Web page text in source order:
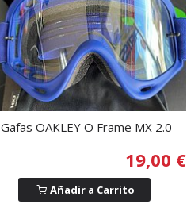
Gafas OAKLEY O Frame MX 2.0
19,00 €
Añadir a Carrito